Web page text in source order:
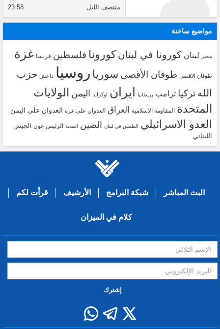
منتصف الليل 23:58
مواضيع ساخنة
مصر لبنان كورونا في لبنانكورونا فلسطين فرنسا غزة
طوفان الاقصى طوفان الأقصى سوريا روسيا داعش حزب
الله تركيا ترامب بريطانيا ايران اوكرانيا اليمن
الولايات
المتحدة
المقاومة الاسلامية العراق العدوان على غزة العدوان على اليمن
العدو الاسرائيلي الطقس في لبنان الصين الصحة الرئيس عون
الجيش
اللبناني
البث المباشر شبكة البرامج الأرشيف قرأت لكم
كلام في الميزان
إشترك